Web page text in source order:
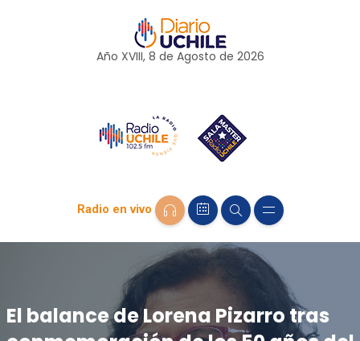
Año XVIII, 8 de Agosto de 2026
Radio en vivo
El balance de Lorena Pizarro tras